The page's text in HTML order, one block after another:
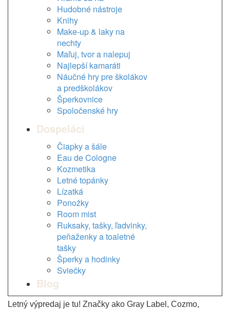
Hudobné nástroje
Knihy
Make-up & laky na
nechty
Maľuj, tvor a nalepuj
Najlepší kamaráti
Náučné hry pre školákov
a predškolákov
Šperkovnice
Spoločenské hry
Dospeláci
Čiapky a šále
Eau de Cologne
Kozmetika
Letné topánky
Lízatká
Ponožky
Room mist
Ruksaky, tašky, ľadvinky,
peňaženky a toaletné
tašky
Šperky a hodinky
Sviečky
Blog
Letný výpredaj je tu! Značky ako Gray Label, Cozmo,